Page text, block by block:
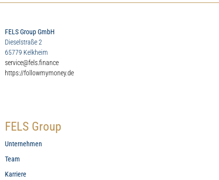
FELS Group GmbH
Dieselstraße 2
65779 Kelkheim
service@fels.finance
https://followmymoney.de
FELS Group
Unternehmen
Team
Karriere